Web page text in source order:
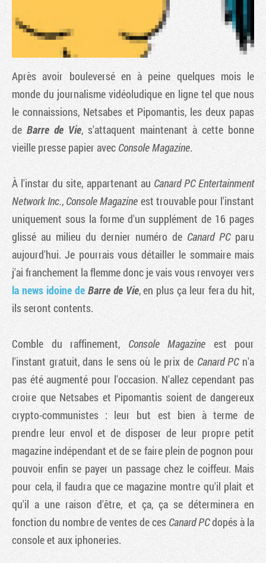
Après avoir bouleversé en à peine quelques mois le
monde du journalisme vidéoludique en ligne tel que nous
le connaissions, Netsabes et Pipomantis, les deux papas
de Barre de Vie, s'attaquent maintenant à cette bonne
vieille presse papier avec Console Magazine.
À l'instar du site, appartenant au Canard PC Entertainment
Network Inc., Console Magazine est trouvable pour l'instant
uniquement sous la forme d'un supplément de 16 pages
glissé au milieu du dernier numéro de Canard PCparu
aujourd'hui. Je pourrais vous détailler le sommaire mais
j'ai franchement la flemme donc je vais vous renvoyer vers
la news idoine de Barre de Vie, en plus ça leur fera du hit,
ils seront contents.
Comble du raffinement, Console Magazine est pour
l'instant gratuit, dans le sens où le prix de Canard PCn'a
pas été augmenté pour l'occasion. N'allez cependant pas
croire que Netsabes et Pipomantis soient de dangereux
crypto-communistes : leur but est bien à terme de
prendre leur envol et de disposer de leur propre petit
magazine indépendant et de se faire plein de pognon pour
pouvoir enfin se payer un passage chez le coiffeur. Mais
pour cela, il faudra que ce magazine montre qu'il plait et
qu'il a une raison d'être, et ça, ça se déterminera en
fonction du nombre de ventes de ces Canard PCdopés à la
console et aux iphoneries.
Tribune